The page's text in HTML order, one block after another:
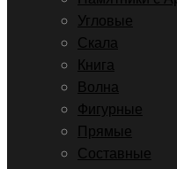
Угловые
Скала
Книга
Волна
Фигурные
Прямые
Составные